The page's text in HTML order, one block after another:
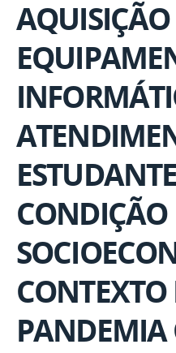
AQUISIÇÃO
CONDIÇÃO
PANDEMIA